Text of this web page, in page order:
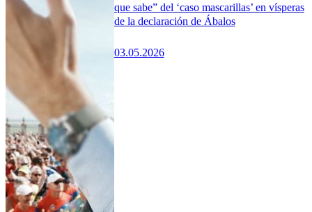
que sabe” del ‘caso mascarillas’ en vísperas
de la declaración de Ábalos
03.05.2026